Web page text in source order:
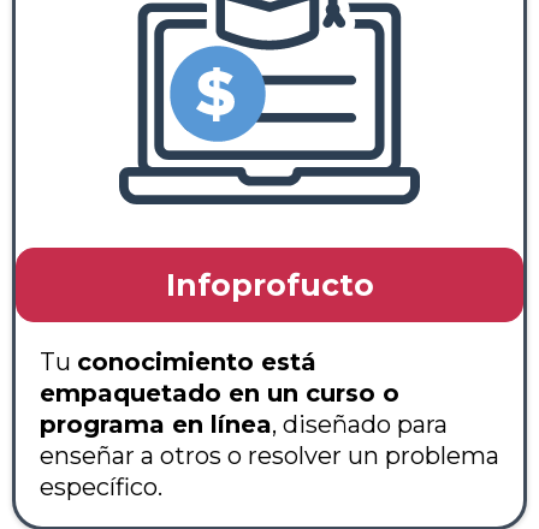
Infoprofucto
Tu conocimiento está
empaquetado en un curso o
programa en línea, diseñado para
enseñar a otros o resolver un problema
específico.